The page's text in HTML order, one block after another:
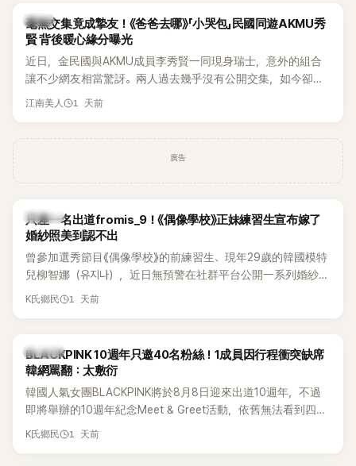
韓星
毫無交集竟成摯友！《爸爸去哪》「小哭包」民國同遊AKMU秀
賢 背後暖心緣分曝光
近日，金民國與AKMU成員李秀賢一同現身瑞士，意外的組合
讓不少網友相當驚訝。兩人過去幾乎沒有公開交集，如今卻一
起踏上瑞士之旅，也讓粉絲紛紛好奇：「他們到底是怎麼認識
江南美人 1 天前
廣告
K-POP
只差一名出道fromis_9！《偶像學校》正妹練習生宣布嫁了
婚紗照美到認不出
曾參加選秀節目《偶像學校》的前練習生、現年29歲的韓國模特
兒柳智娜（유지나），近日無預警在社群平台公開一系列婚紗
照，親自宣布即將步入婚姻，消息曝光後讓不少曾追看節目的
K氏鄉民 1 天前
K-POP
BLACKPINK 10週年只邀40名粉絲！1成員因行程衝突缺席
韓網罵翻：太敷衍
韓國人氣女團BLACKPINK將於8月8日迎來出道10週年，不過
即將舉辦的10週年紀念Meet & Greet活動，依舊無法看到四人
合體。根據韓媒《MyDaily》7日報導，當天將由Jisoo（智秀）、
K氏鄉民 1 天前